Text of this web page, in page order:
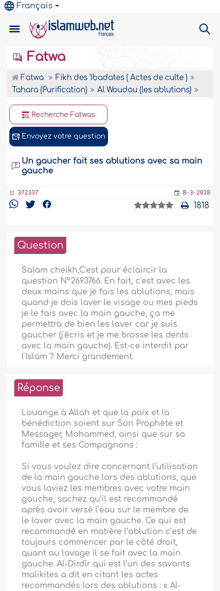
Français
Fatwa
Fatwa
Fikh des 'Ibadates ( Actes de culte )
Tahara (Purification)
Al Woudou (les ablutions)
Recherche Fatwas
Envoyez votre question
Un gaucher fait ses ablutions avec sa main
gauche
372337 8-3-2018
1818
Question
Salam cheikh,C'est pour éclaircir la
question N°2693766. En fait, c'est avec les
deux mains que je fais les ablutions, mais
quand je dois laver le visage ou mes pieds
je le fais avec la main gauche, ça me
permettra de bien les laver car je suis
gaucher (j'écris et je me brosse les dents
avec la main gauche). Est-ce interdit par
l'Islam ? Merci grandement.
Réponse
Louange à Allah et que la paix et la
bénédiction soient sur Son Prophète et
Messager, Mohammed, ainsi que sur sa
famille et ses Compagnons :
Si vous voulez dire concernant l’utilisation
de la main gauche lors des ablutions, que
vous laviez les membres avec votre main
gauche, sachez qu’il est recommandé
après avoir versé l’eau sur le membre de
le laver avec la main gauche. Ce qui est
recommandé en matière l’ablution c’est de
toujours commencer par le côté droit,
quant au lavage il se fait avec la main
gauche. Al-Dirdîr qui est l’un des savants
malikites a dit en citant les actes
recommandés lors des ablutions : « Al-